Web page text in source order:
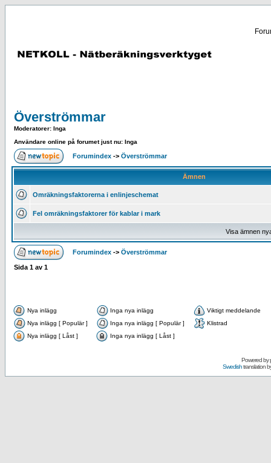
Överströmmar
Moderatorer: Inga
Användare online på forumet just nu: Inga
Forumindex -> Överströmmar
Ämnen
Omräkningsfaktorerna i enlinjeschemat
Fel omräkningsfaktorer för kablar i mark
Visa ämnen
Forumindex -> Överströmmar
Sida 1 av 1
Nya inlägg Inga nya inlägg
Viktigt meddelande
Nya inlägg [ Populär ]
Inga nya inlägg [ Populär ]
Klistrad
Nya inlägg [ Låst ]
Inga nya inlägg [ Låst ]
Powered by
Swedishtranslation